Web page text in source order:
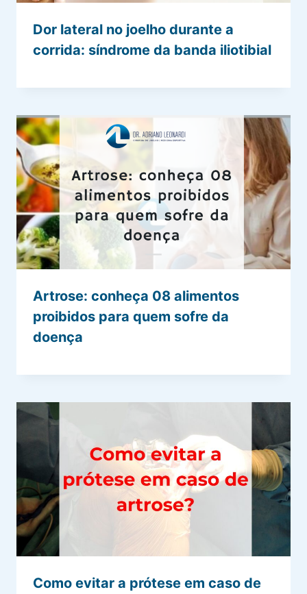
Dor lateral no joelho durante a
corrida: síndrome da banda iliotibial
Artrose: conheça 08 alimentos
proibidos para quem sofre da
doença
Como evitar a prótese em caso de